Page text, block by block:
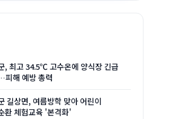
, 최고 34.5℃ 고수온에 양식장 긴급
피해 예방 총력
길상면, 여름방학 맞아 어린이
환 체험교육 '본격화'